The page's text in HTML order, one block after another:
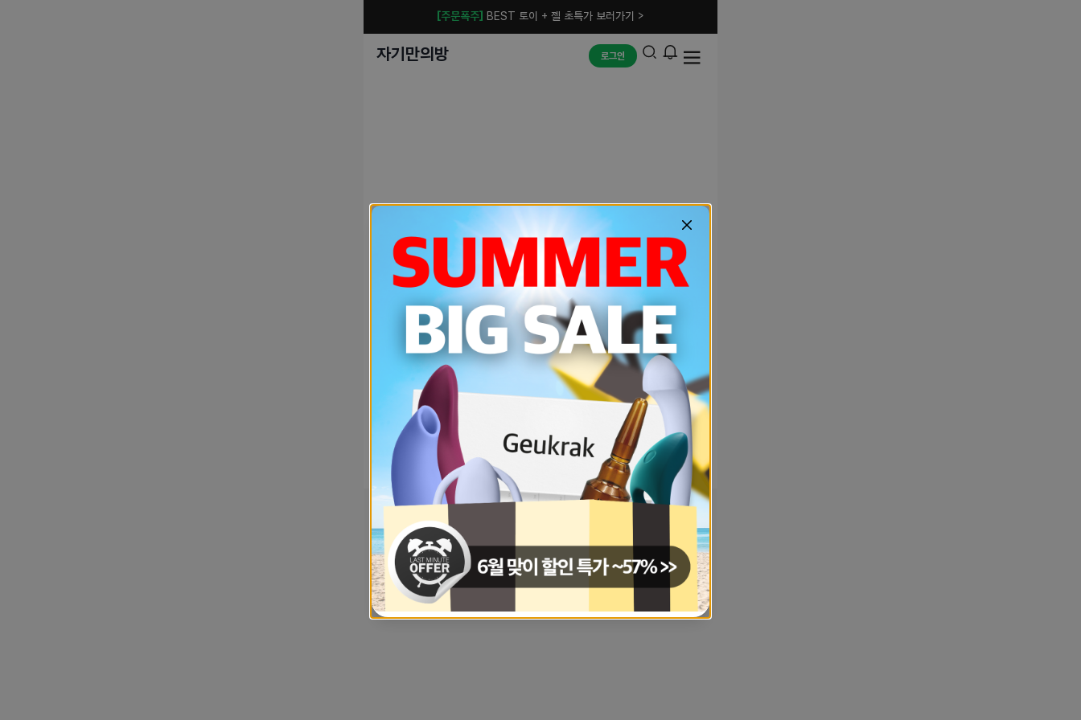
[주문폭주] BEST 토이 + 젤 초특가 보러가기 >
자기만의방 로그인
예상치 못한 에러입니다.